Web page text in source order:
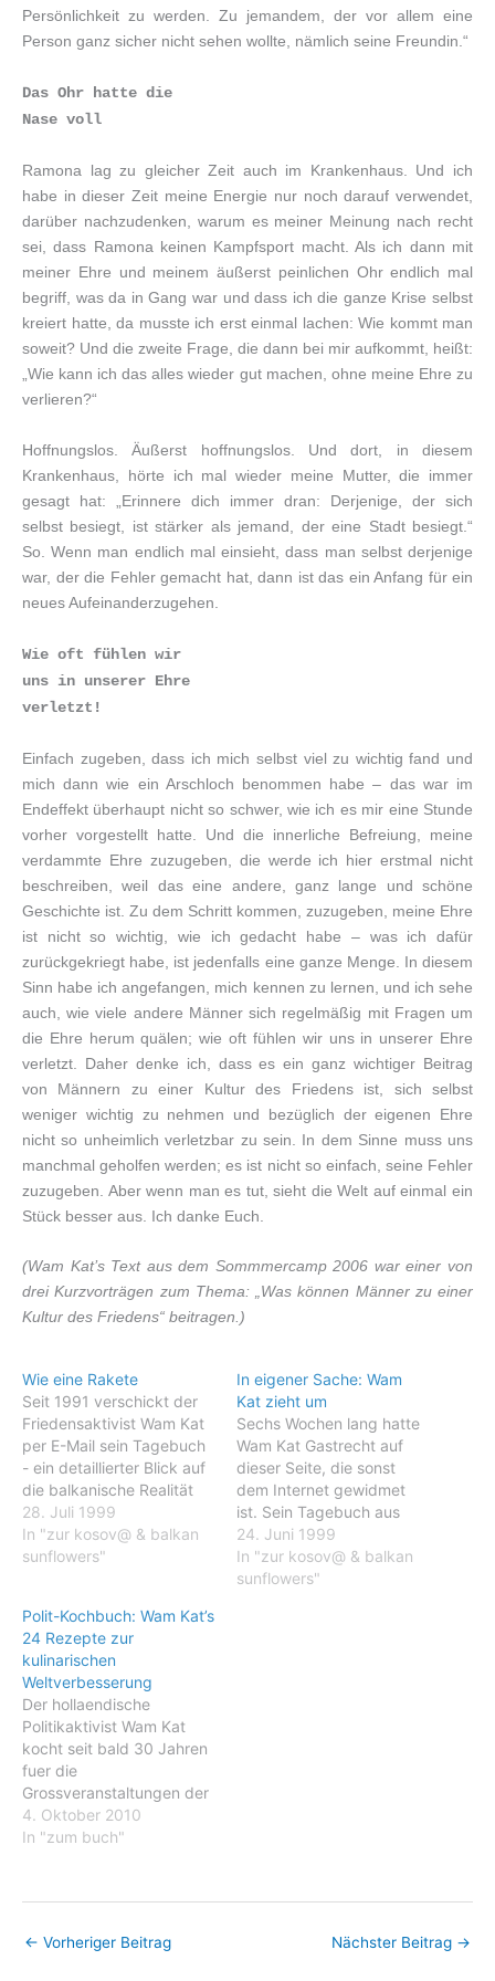
Persönlichkeit zu werden. Zu jemandem, der vor allem eine
Person ganz sicher nicht sehen wollte, nämlich seine Freundin.“
Das Ohr hatte die
Nase voll
Ramona lag zu gleicher Zeit auch im Krankenhaus. Und ich
habe in dieser Zeit meine Energie nur noch darauf verwendet,
darüber nachzudenken, warum es meiner Meinung nach recht
sei, dass Ramona keinen Kampfsport macht. Als ich dann mit
meiner Ehre und meinem äußerst peinlichen Ohr endlich mal
begriff, was da in Gang war und dass ich die ganze Krise selbst
kreiert hatte, da musste ich erst einmal lachen: Wie kommt man
soweit? Und die zweite Frage, die dann bei mir aufkommt, heißt:
„Wie kann ich das alles wieder gut machen, ohne meine Ehre zu
verlieren?“
Hoffnungslos. Äußerst hoffnungslos. Und dort, in diesem
Krankenhaus, hörte ich mal wieder meine Mutter, die immer
gesagt hat: „Erinnere dich immer dran: Derjenige, der sich
selbst besiegt, ist stärker als jemand, der eine Stadt besiegt.“
So. Wenn man endlich mal einsieht, dass man selbst derjenige
war, der die Fehler gemacht hat, dann ist das ein Anfang für ein
neues Aufeinanderzugehen.
Wie oft fühlen wir
uns in unserer Ehre
verletzt!
Einfach zugeben, dass ich mich selbst viel zu wichtig fand und
mich dann wie ein Arschloch benommen habe – das war im
Endeffekt überhaupt nicht so schwer, wie ich es mir eine Stunde
vorher vorgestellt hatte. Und die innerliche Befreiung, meine
verdammte Ehre zuzugeben, die werde ich hier erstmal nicht
beschreiben, weil das eine andere, ganz lange und schöne
Geschichte ist. Zu dem Schritt kommen, zuzugeben, meine Ehre
ist nicht so wichtig, wie ich gedacht habe – was ich dafür
zurückgekriegt habe, ist jedenfalls eine ganze Menge. In diesem
Sinn habe ich angefangen, mich kennen zu lernen, und ich sehe
auch, wie viele andere Männer sich regelmäßig mit Fragen um
die Ehre herum quälen; wie oft fühlen wir uns in unserer Ehre
verletzt. Daher denke ich, dass es ein ganz wichtiger Beitrag
von Männern zu einer Kultur des Friedens ist, sich selbst
weniger wichtig zu nehmen und bezüglich der eigenen Ehre
nicht so unheimlich verletzbar zu sein. In dem Sinne muss uns
manchmal geholfen werden; es ist nicht so einfach, seine Fehler
zuzugeben. Aber wenn man es tut, sieht die Welt auf einmal ein
Stück besser aus. Ich danke Euch.
(Wam Kat’s Text aus dem Sommmercamp 2006 war einer von
drei Kurzvorträgen zum Thema: „Was können Männer zu einer
Kultur des Friedens“ beitragen.)
Wie eine Rakete
Seit 1991 verschickt der
Friedensaktivist Wam Kat
per E-Mail sein Tagebuch
- ein detaillierter Blick auf
die balkanische Realität
Daß er ein "fucking old
Hippie" sei, sagt Wam Kat
von sich selbst. Und wenn
langen, fast grauen
Haaren und den notorisch
zerrissenen…
28. Juli 1999
In "zur kosov@ & balkan
sunflowers"
In eigener Sache: Wam
Kat zieht um
Sechs Wochen lang hatte
Wam Kat Gastrecht auf
dieser Seite, die sonst
dem Internet gewidmet
ist. Sein Tagebuch aus
Tirana ist lesenswerter als
so vieles, was im Internet
über den Kosovo-Krieg
24. Juni 1999
In "zur kosov@ & balkan
sunflowers"
Polit-Kochbuch: Wam Kat’s
24 Rezepte zur
kulinarischen
Weltverbesserung
Der hollaendische
Politikaktivist Wam Kat
kocht seit bald 30 Jahren
fuer die
Grossveranstaltungen der
Friedensbewegung und
Atomgegner. Er kochte
anlaesslich des G8-Gipfel
2008 und zuletzt fuer das
4. Oktober 2010
In "zum buch"
← Vorheriger Beitrag Nächster Beitrag →